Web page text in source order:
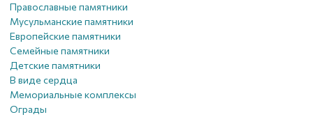
Православные памятники
Мусульманские памятники
Европейские памятники
Семейные памятники
Детские памятники
В виде сердца
Мемориальные комплексы
Ограды